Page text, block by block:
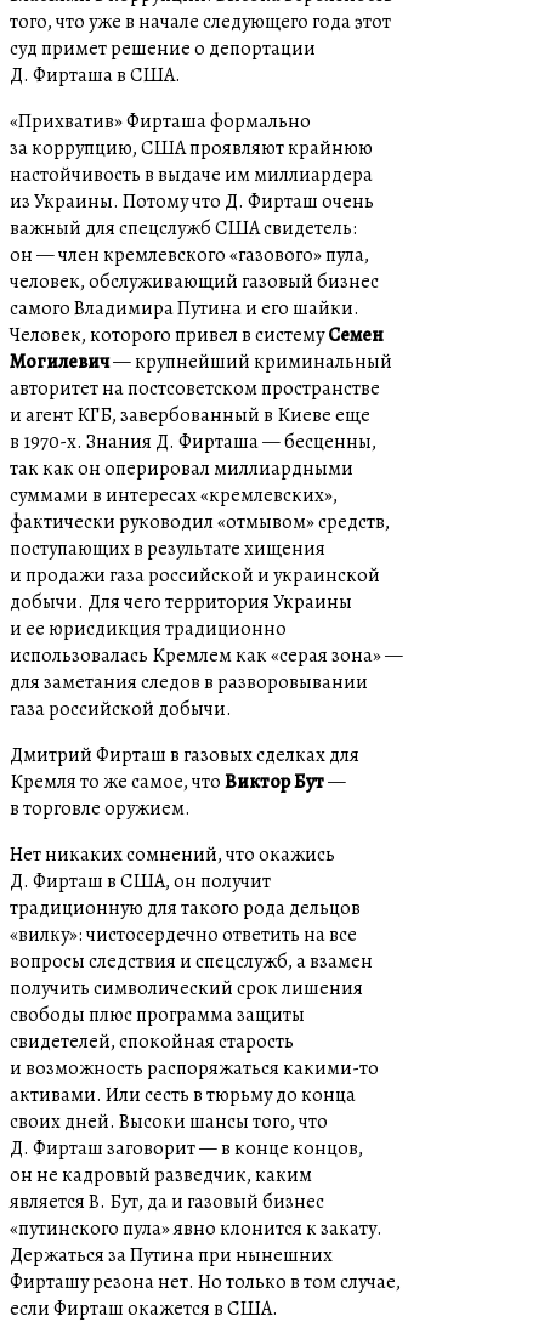
того, что уже в начале следующего года этот
суд примет решение о депортации
Д. Фирташа в США.
«Прихватив» Фирташа формально
за коррупцию, США проявляют крайнюю
настойчивость в выдаче им миллиардера
из Украины. Потому что Д. Фирташ очень
важный для спецслужб США свидетель:
он — член кремлевского «газового» пула,
человек, обслуживающий газовый бизнес
самого Владимира Путина и его шайки.
Человек, которого привел в системуСемен
Могилевич— крупнейший криминальный
авторитет на постсоветском пространстве
и агент КГБ, завербованный в Киеве еще
в 1970-х. Знания Д. Фирташа — бесценны,
так как он оперировал миллиардными
суммами в интересах «кремлевских»,
фактически руководил «отмывом» средств,
поступающих в результате хищения
и продажи газа российской и украинской
добычи. Для чего территория Украины
и ее юрисдикция традиционно
использовалась Кремлем как «серая зона» —
для заметания следов в разворовывании
газа российской добычи.
Дмитрий Фирташ в газовых сделках для
Кремля то же самое, чтоВиктор Бут—
в торговле оружием.
Нет никаких сомнений, что окажись
Д. Фирташ в США, он получит
традиционную для такого рода дельцов
«вилку»: чистосердечно ответить на все
вопросы следствия и спецслужб, а взамен
получить символический срок лишения
свободы плюс программа защиты
свидетелей, спокойная старость
и возможность распоряжаться какими-то
активами. Или сесть в тюрьму до конца
своих дней. Высоки шансы того, что
Д. Фирташ заговорит — в конце концов,
он не кадровый разведчик, каким
являетсяВ. Бут, да и газовый бизнес
«путинского пула» явно клонится к закату.
Держаться за Путина при нынешних
Фирташу резона нет. Но только в том случае,
если Фирташ окажется в США.